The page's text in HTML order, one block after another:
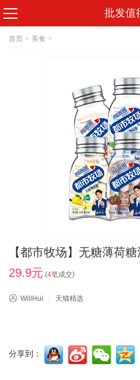
批发值
首页 > 美食 >
【都市牧场】无糖薄荷
29.9元 (4笔成交)
WillHui 天猫精选
分享到：